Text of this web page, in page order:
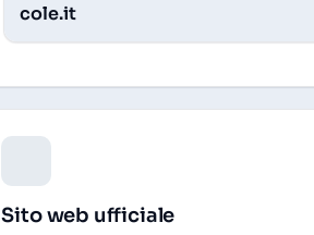
cole.it
Sito web ufficiale